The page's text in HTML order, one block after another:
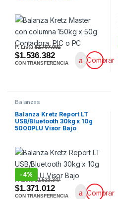
P. Lista$1.707.091
$1.536.382
CON TRANSFERENCIA Comprar
Balanzas
Balanza Kretz Report LT
USB/Bluetooth 30kg x 10g
5000PLU Visor Bajo
-4%
P. Lista $1.523.347
$1.371.012
CON TRANSFERENCIA Comprar